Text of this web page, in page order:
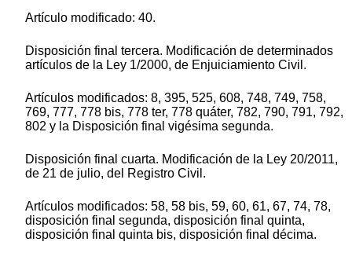
Artículo modificado: 40.
Disposición final tercera. Modificación de determinados
artículos de la Ley 1/2000, de Enjuiciamiento Civil.
Artículos modificados: 8, 395, 525, 608, 748, 749, 758,
769, 777, 778 bis, 778 ter, 778 quáter, 782, 790, 791, 792,
802 y la Disposición final vigésima segunda.
Disposición final cuarta. Modificación de la Ley 20/2011,
de 21 de julio, del Registro Civil.
Artículos modificados: 58, 58 bis, 59, 60, 61, 67, 74, 78,
disposición final segunda, disposición final quinta,
disposición final quinta bis, disposición final décima.